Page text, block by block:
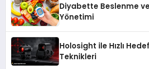
Diyabette Beslenme
Yönetimi
Holosight ile Hızlı
Teknikleri